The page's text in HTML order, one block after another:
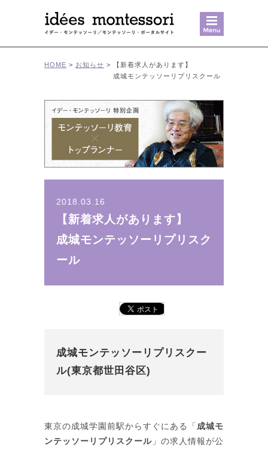
HOME > お知らせ >
【新着求人があります】
成城モンテッソーリプリスクール
2018.03.16
【新着求人があります】
成城モンテッソーリプリスク
ール
成城モンテッソーリプリスクー
ル(東京都世田谷区)
東京の成城学園前駅からすぐにある「成城モ
ンテッソーリプリスクール 」の求人情報が公